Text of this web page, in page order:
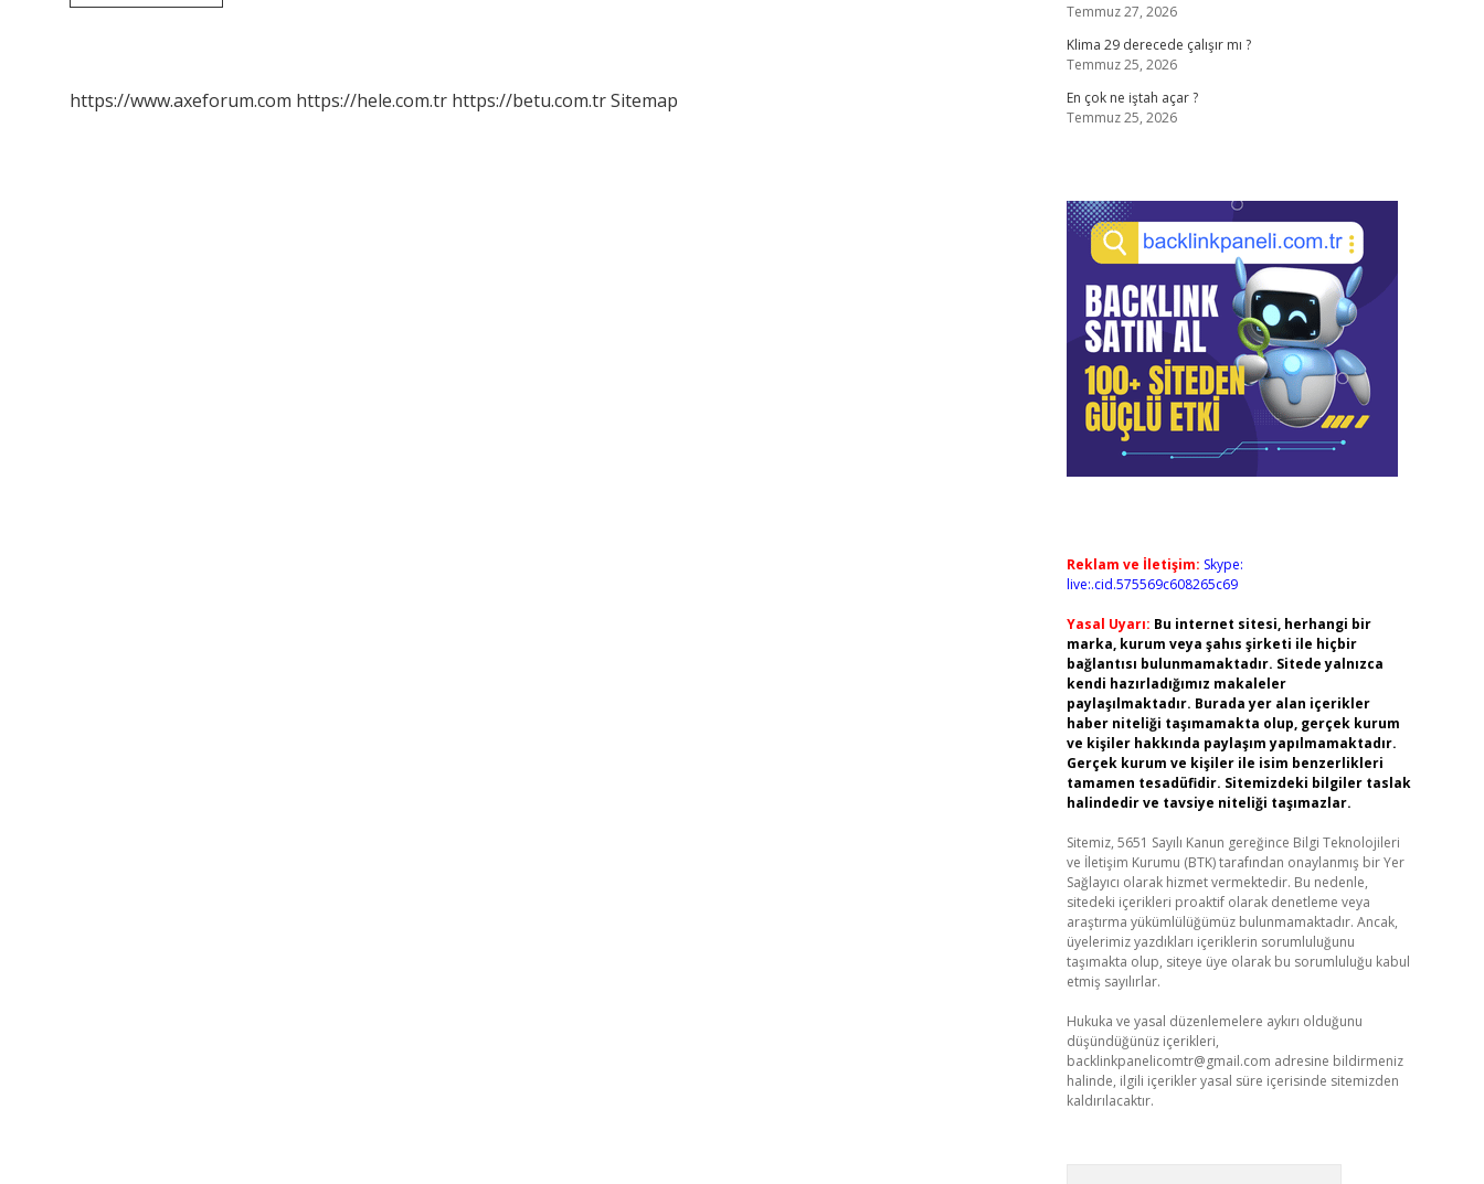
Nedir
https://www.axeforum.com https://hele.com.tr https://betu.com.trSitemap
Temmuz 27, 2026
Klima 29 derecede çalışır mı ?
Temmuz 25, 2026
En çok ne iştah açar ?
Temmuz 25, 2026
Reklam ve İletişim: Skype:
live:.cid.575569c608265c69
Yasal Uyarı: Bu internet sitesi, herhangi bir
marka, kurum veya şahıs şirketi ile hiçbir
bağlantısı bulunmamaktadır. Sitede yalnızca
kendi hazırladığımız makaleler
paylaşılmaktadır. Burada yer alan içerikler
haber niteliği taşımamakta olup, gerçek kurum
ve kişiler hakkında paylaşım yapılmamaktadır.
Gerçek kurum ve kişiler ile isim benzerlikleri
tamamen tesadüfidir. Sitemizdeki bilgiler taslak
halindedir ve tavsiye niteliği taşımazlar.
Sitemiz, 5651 Sayılı Kanun gereğince Bilgi Teknolojileri
ve İletişim Kurumu (BTK) tarafından onaylanmış bir Yer
Sağlayıcı olarak hizmet vermektedir. Bu nedenle,
sitedeki içerikleri proaktif olarak denetleme veya
araştırma yükümlülüğümüz bulunmamaktadır. Ancak,
üyelerimiz yazdıkları içeriklerin sorumluluğunu
taşımakta olup, siteye üye olarak bu sorumluluğu kabul
etmiş sayılırlar.
Hukuka ve yasal düzenlemelere aykırı olduğunu
düşündüğünüz içerikleri,
backlinkpanelicomtr@gmail.com adresine bildirmeniz
halinde, ilgili içerikler yasal süre içerisinde sitemizden
kaldırılacaktır.